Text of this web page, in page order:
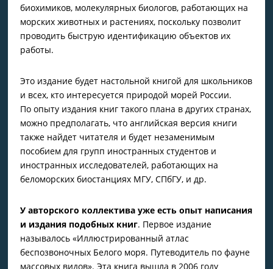
биохимиков, молекулярных биологов, работающих на
морских животных и растениях, поскольку позволит
проводить быструю идентификацию объектов их
работы.
Это издание будет настольной книгой для школьников
и всех, кто интересуется природой морей России.
По опыту издания книг такого плана в других странах,
можно предполагать, что английская версия книги
также найдет читателя и будет незаменимым
пособием для групп иностранных студентов и
иностранных исследователей, работающих на
беломорских биостанциях МГУ, СПбГУ, и др.
У авторского коллектива уже есть опыт написания
и издания подобных книг. Первое издание
называлось «Иллюстрированный атлас
беспозвоночных Белого моря. Путеводитель по фауне
массовых видов». Эта книга вышла в 2006 году